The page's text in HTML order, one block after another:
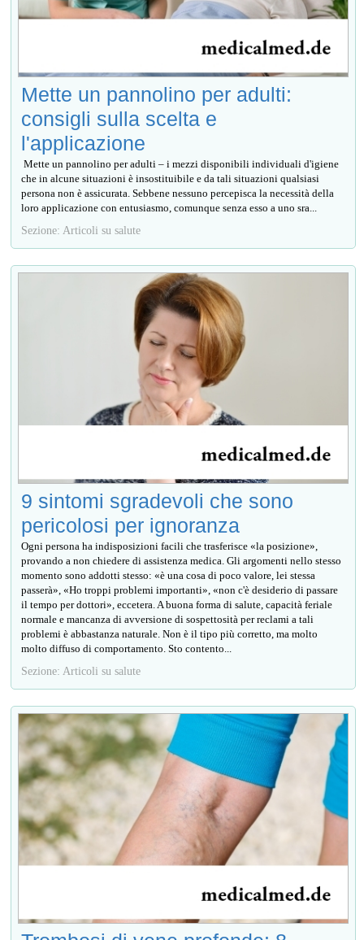
Mette un pannolino per adulti:
consigli sulla scelta e
l'applicazione
Mette un pannolino per adulti – i mezzi disponibili individuali d'igiene
che in alcune situazioni è insostituibile e da tali situazioni qualsiasi
persona non è assicurata. Sebbene nessuno percepisca la necessità della
loro applicazione con entusiasmo, comunque senza esso a uno sra...
Sezione: Articoli su salute
9 sintomi sgradevoli che sono
pericolosi per ignoranza
Ogni persona ha indisposizioni facili che trasferisce «la posizione»,
provando a non chiedere di assistenza medica. Gli argomenti nello stesso
momento sono addotti stesso: «è una cosa di poco valore, lei stessa
passerà», «Ho troppi problemi importanti», «non c'è desiderio di passare
il tempo per dottori», eccetera. A buona forma di salute, capacità feriale
normale e mancanza di avversione di sospettosità per reclami a tali
problemi è abbastanza naturale. Non è il tipo più corretto, ma molto
molto diffuso di comportamento. Sto contento...
Sezione: Articoli su salute